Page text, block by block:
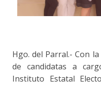
Hgo. del Parral.- Con
de candidatas a
Instituto Estatal